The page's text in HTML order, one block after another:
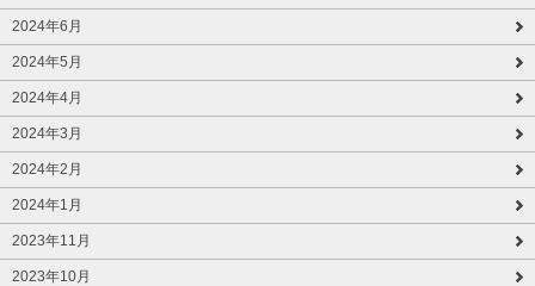
2024年6月
2024年5月
2024年4月
2024年3月
2024年2月
2024年1月
2023年11月
2023年10月